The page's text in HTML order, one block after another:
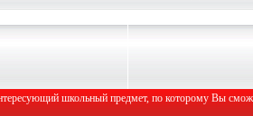
школьный предмет, по которому Вы